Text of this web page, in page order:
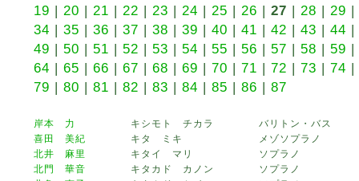
19 | 20 | 21 | 22 | 23 | 24 | 25 | 26 | 27 | 28 | 29 |
34 | 35 | 36 | 37 | 38 | 39 | 40 | 41 | 42 | 43 | 44 |
49 | 50 | 51 | 52 | 53 | 54 | 55 | 56 | 57 | 58 | 59 |
64 | 65 | 66 | 67 | 68 | 69 | 70 | 71 | 72 | 73 | 74 |
79 | 80 | 81 | 82 | 83 | 84 | 85 | 86 | 87
岸本 力 キシモト チカラ
バリトン・バス
喜田 美紀
キタ ミキ
メゾソプラノ
北井 麻里
キタイ マリ
ソプラノ
北門 華音
キタカド カノン
ソプラノ